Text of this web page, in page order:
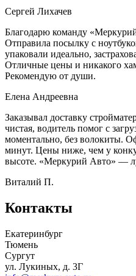
Сергей Лихачев
Благодарю команду
Отправила посылку с
упаковали идеально,
Отличные цены и никакого
Рекомендую от души.
Елена Андреевна
Заказывал доставку
чистая, водитель помог с
моментально, без волокиты.
минут. Цены ниже, чем у
высоте. «Меркурий Авто» —
Виталий П.
Контакты
Екатеринбург
Тюмень
Сургут
ул. Лукиных, д. 3Г